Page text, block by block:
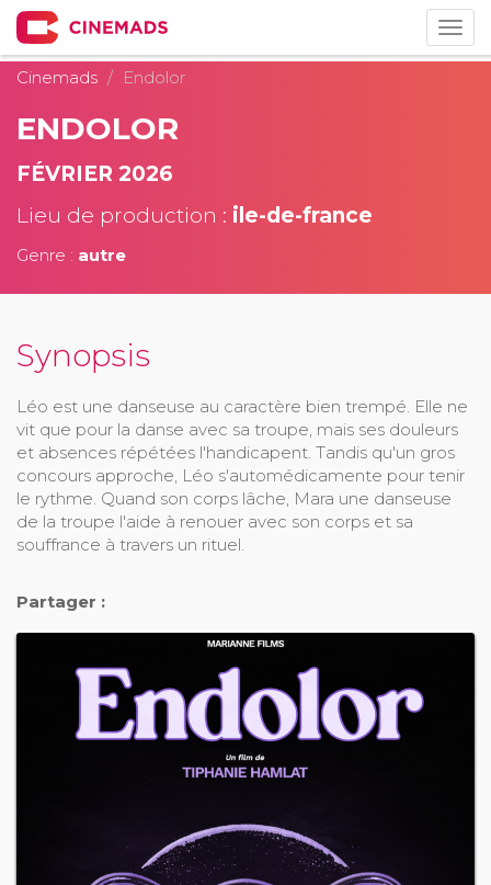
Cinemads
Endolor
ENDOLOR
FÉVRIER 2026
Lieu de production : ile-de-france
Genre : autre
Synopsis
Léo est une danseuse au caractère bien trempé. Elle ne
vit que pour la danse avec sa troupe, mais ses douleurs
et absences répétées l'handicapent. Tandis qu'un gros
concours approche, Léo s'automédicamente pour tenir
le rythme. Quand son corps lâche, Mara une danseuse
de la troupe l'aide à renouer avec son corps et sa
souffrance à travers un rituel.
Partager :